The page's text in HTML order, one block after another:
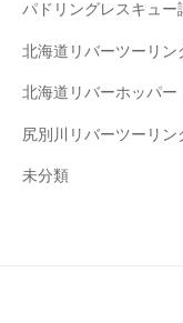
パドリングレスキュー
北海道リバーツーリン
北海道リバーホッパー
尻別川リバーツーリン
未分類